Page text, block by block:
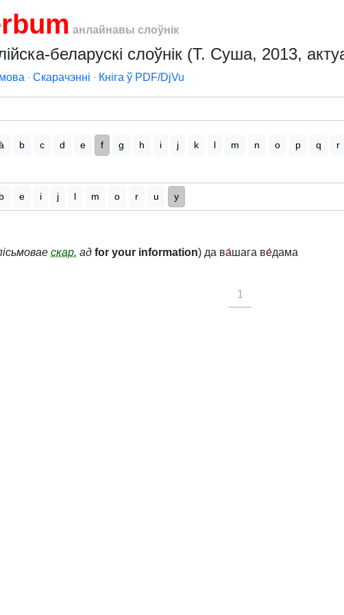
анлайнавы слоўнік
беларускі слоўнік (Т. Суша, 2013,
∙ Скарачэнні ∙ Кніга ў PDF/DjVu
b c d e f g h i j k l m n o p q r
b e i j l m o r u y
скар. ад for your information) да ва́шага ве́дама
1